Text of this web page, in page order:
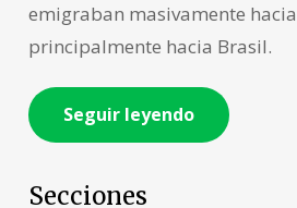
emigraban masivamente
principalmente hacia Brasil.
Seguir leyendo
Secciones